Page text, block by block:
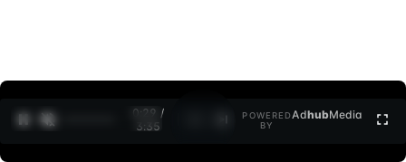
0:30 /
3:35
POWERED
BY
AdhubMedia